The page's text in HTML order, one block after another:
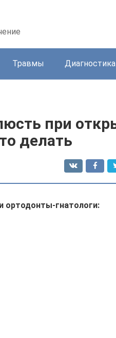
Травмы Диагностика
при
делать
ортодонты-гнатологи: